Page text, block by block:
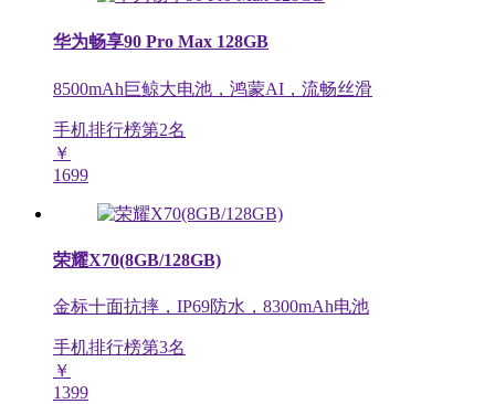
华为畅享90 Pro Max 128GB
8500mAh巨鲸大电池，鸿蒙AI，流畅丝滑
手机排行榜第2名
￥
1699
荣耀X70(8GB/128GB)
金标十面抗摔，IP69防水，8300mAh电池
手机排行榜第3名
￥
1399